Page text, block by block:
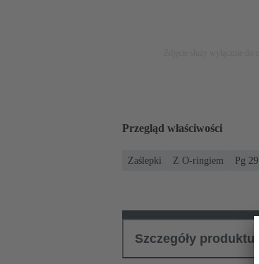
Przegląd właściwości
Zaślepki Z O-ringiem Pg 29
Szczegóły produktu